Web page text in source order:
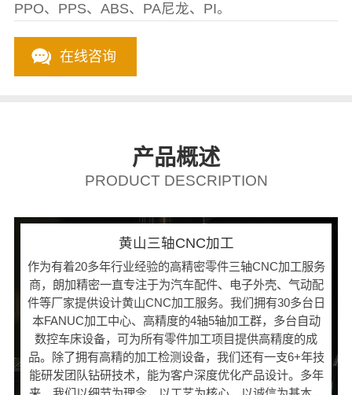
PPO、PPS、ABS、PA尼龙、PI。
在线咨询
产品概述
PRODUCT DESCRIPTION
黄山三轴CNC加工
作为有着20多年行业经验的高精密零件三轴CNC加工服务
商，朗加精密一直专注于为汽车配件、电子外壳、气动配
件等厂家提供设计黄山CNC加工服务。我们拥有30多台日
本FANUC加工中心、高精度的4轴5轴加工群，多台自动
数控车床设备，可为所有零件加工项目提供高精度的成
品。除了拥有高精的加工检测设备，我们还有一支6+年技
能研发团队钻研技术，能为客户深度优化产品设计。多年